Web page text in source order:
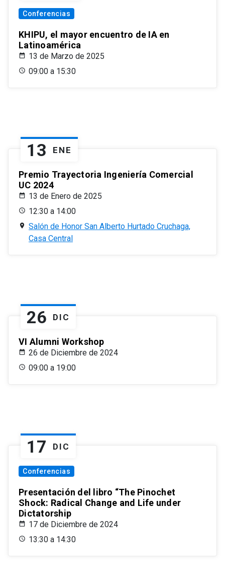
Conferencias
KHIPU, el mayor encuentro de IA en
Latinoamérica
13 de Marzo de 2025
09:00 a 15:30
13 ENE
Premio Trayectoria Ingeniería Comercial
UC 2024
13 de Enero de 2025
12:30 a 14:00
Salón de Honor San Alberto Hurtado Cruchaga,
Casa Central
26 DIC
VI Alumni Workshop
26 de Diciembre de 2024
09:00 a 19:00
17 DIC
Conferencias
Presentación del libro “The Pinochet
Shock: Radical Change and Life under
Dictatorship
17 de Diciembre de 2024
13:30 a 14:30